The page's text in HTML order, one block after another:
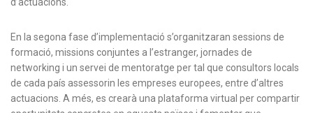
En la segona fase d’implementació s’organitzaran sessions de
formació, missions conjuntes a l’estranger, jornades de
networking i un servei de mentoratge per tal que consultors locals
de cada país assessorin les empreses europees, entre d’altres
actuacions. A més, es crearà una plataforma virtual per compartir